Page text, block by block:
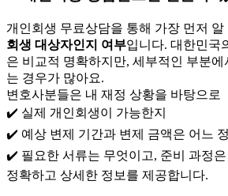
개인회생 무료상담을 통해 가장 먼저 알
회생 대상자인지 여부입니다. 대한민국
은 비교적 명확하지만, 세부적인 부분에
는 경우가 많아요.
변호사분들은 내 재정 상황을 바탕으로
✔️ 실제 개인회생이 가능한지
✔️ 예상 변제 기간과 변제 금액은 어느
✔️ 필요한 서류는 무엇이고, 준비 과정은
정확하고 상세한 정보를 제공합니다.